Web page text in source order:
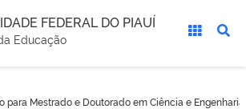
FEDERAL DO PIAUÍ
Educação
para Mestrado e Doutorado em Ciência e